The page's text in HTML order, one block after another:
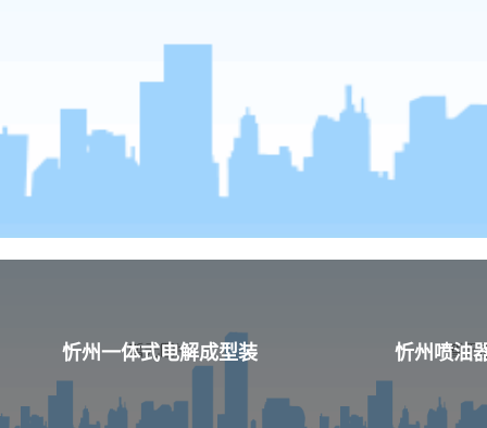
忻州一体式电解成型装 忻州喷油